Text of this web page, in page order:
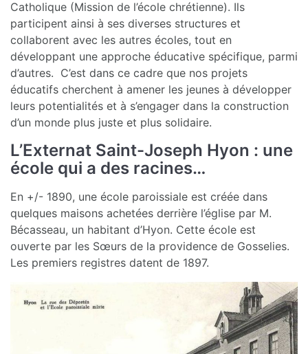
Catholique (Mission de l’école chrétienne). Ils
participent ainsi à ses diverses structures et
collaborent avec les autres écoles, tout en
développant une approche éducative spécifique, parmi
d’autres. C’est dans ce cadre que nos projets
éducatifs cherchent à amener les jeunes à développer
leurs potentialités et à s’engager dans la construction
d’un monde plus juste et plus solidaire.
L’Externat Saint-Joseph Hyon : une
école qui a des racines…
En +/- 1890, une école paroissiale est créée dans
quelques maisons achetées derrière l’église par M.
Bécasseau, un habitant d’Hyon. Cette école est
ouverte par les Sœurs de la providence de Gosselies.
Les premiers registres datent de 1897.